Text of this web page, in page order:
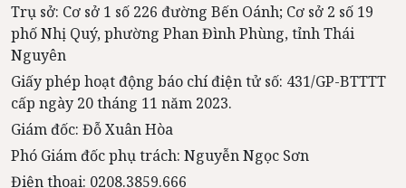
Trụ sở: Cơ sở 1 số 226 đường Bến Oánh; Cơ sở 2 số 19
phố Nhị Quý, phường Phan Đình Phùng, tỉnh Thái
Nguyên
Giấy phép hoạt động báo chí điện tử số: 431/GP-BTTTT
cấp ngày 20 tháng 11 năm 2023.
Giám đốc: Đỗ Xuân Hòa
Phó Giám đốc phụ trách: Nguyễn Ngọc Sơn
Điện thoại: 0208.3859.666